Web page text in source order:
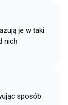
je w taki
nich
sposób